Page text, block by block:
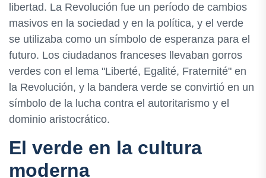
libertad. La Revolución fue un período de cambios
masivos en la sociedad y en la política, y el verde
se utilizaba como un símbolo de esperanza para el
futuro. Los ciudadanos franceses llevaban gorros
verdes con el lema "Liberté, Egalité, Fraternité" en
la Revolución, y la bandera verde se convirtió en un
símbolo de la lucha contra el autoritarismo y el
dominio aristocrático.
El verde en la cultura
moderna